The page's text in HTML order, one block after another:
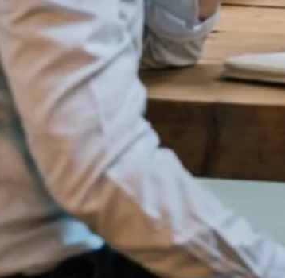
van in je vrije tijd?
lekker eten, fijne gesprekken en tijd
plek in de regio?
van Kennemerland — dat voelt voor mij
aan je werk?
helpen in een belangrijke fase van hun
jou omschrijven?
zorgzaam en stressbestendig. Iemand die